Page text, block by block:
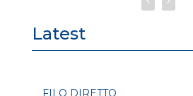
Latest
FILO DIRETTO